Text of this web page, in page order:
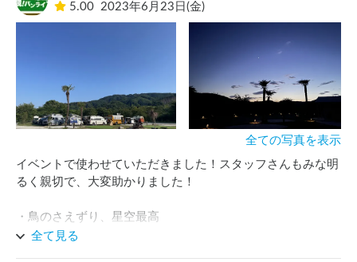
5.00 2023年6月23日(金)
全ての写真を表示
イベントで使わせていただきました！スタッフさんもみな明
るく親切で、大変助かりました！
・鳥のさえずり、星空最高
・水辺の景色最高
全て見る